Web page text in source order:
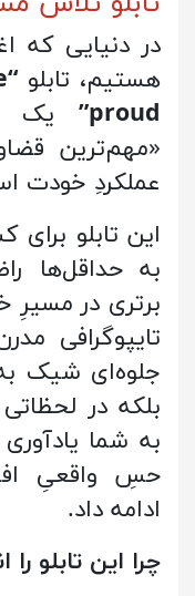
در دنیایی که
هستیم، تابلو
proud”
یک
«مهم‌ترین
عملکردِ خودت
این تابلو
به حداقل‌ها
برتری در مسیرِ
تایپوگرافی
جلوه‌ای شیک
بلکه در
به شما
حسِ واقعیِ
ادامه داد.
چرا این تابلو